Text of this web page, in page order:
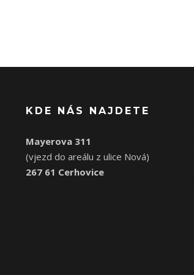
KDE NÁS NAJDETE
Mayerova 311
(vjezd do areálu z ulice Nová)
267 61 Cerhovice